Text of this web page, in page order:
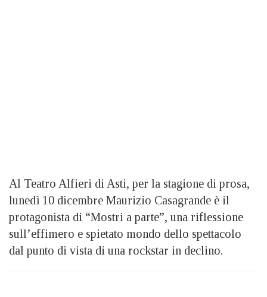
Al Teatro Alfieri di Asti, per la stagione di prosa,
lunedì 10 dicembre Maurizio Casagrande è il
protagonista di “Mostri a parte”, una riflessione
sull’effimero e spietato mondo dello spettacolo
dal punto di vista di una rockstar in declino.